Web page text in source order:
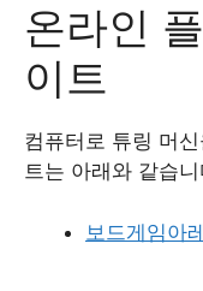
온라인
이트
컴퓨터로 튜링 머
트는 아래와 같습니
보드게임아